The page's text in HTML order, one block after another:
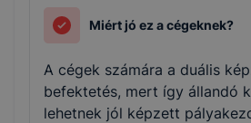
Miért jó ez a cégeknek?
A cégek számára a duális
befektetés, mert így állandó
lehetnek jól képzett